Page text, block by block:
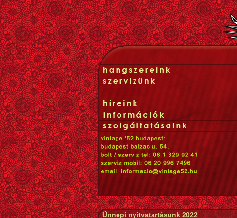
Ünnepi nyitvatartásunk 2022